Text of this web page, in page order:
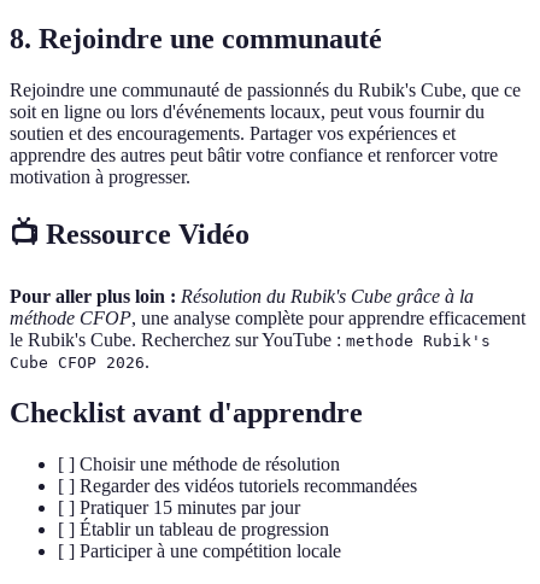
8. Rejoindre une communauté
Rejoindre une communauté de passionnés du Rubik's Cube, que ce
soit en ligne ou lors d'événements locaux, peut vous fournir du
soutien et des encouragements. Partager vos expériences et
apprendre des autres peut bâtir votre confiance et renforcer votre
motivation à progresser.
📺 Ressource Vidéo
Pour aller plus loin : Résolution du Rubik's Cube grâce à la
méthode CFOP, une analyse complète pour apprendre efficacement
le Rubik's Cube. Recherchez sur YouTube : methode Rubik's
Cube CFOP 2026.
Checklist avant d'apprendre
[ ] Choisir une méthode de résolution
[ ] Regarder des vidéos tutoriels recommandées
[ ] Pratiquer 15 minutes par jour
[ ] Établir un tableau de progression
[ ] Participer à une compétition locale